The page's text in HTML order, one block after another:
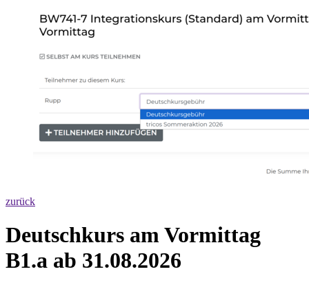
zurück
Deutschkurs am Vormittag
B1.a ab 31.08.2026